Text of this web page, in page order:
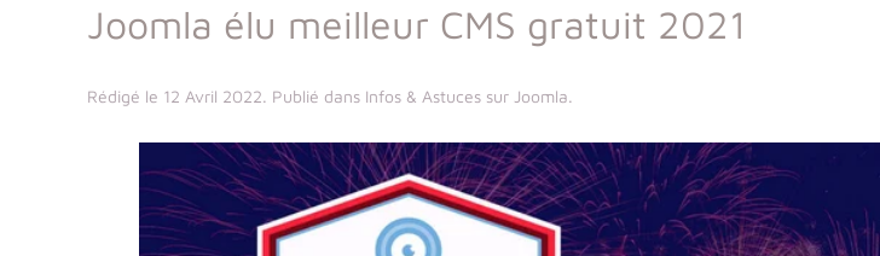
Joomla élu meilleur CMS gratuit 2021
Rédigé le 12 Avril 2022. Publié dans Infos & Astuces sur Joomla.